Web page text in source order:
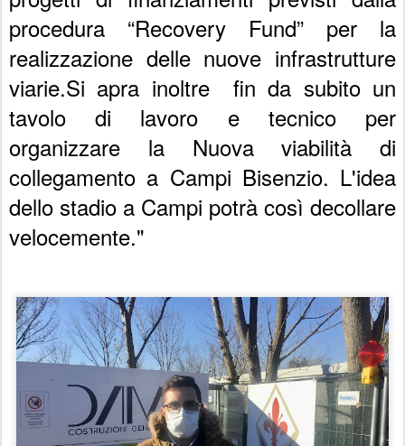
procedura “Recovery Fund” per la
realizzazione delle nuove infrastrutture
viarie.Si apra inoltre fin da subito un
tavolo di lavoro e tecnico per
organizzare la Nuova viabilità di
collegamento a Campi Bisenzio. L'idea
dello stadio a Campi potrà così decollare
velocemente."